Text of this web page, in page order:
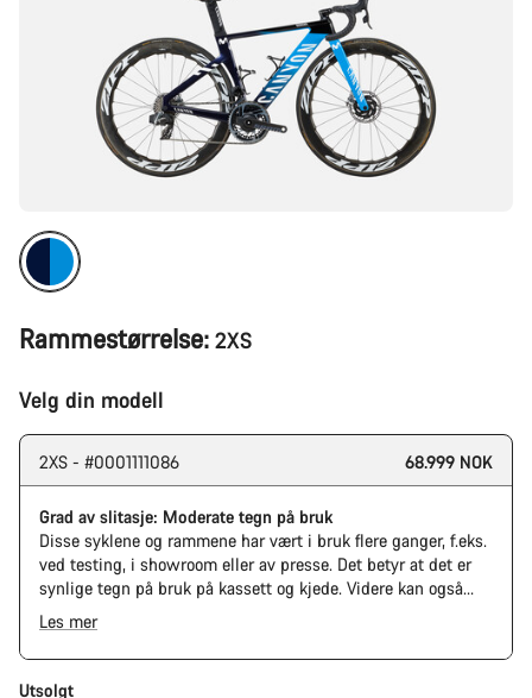
Rammestørrelse: 2XS
Velg din modell
2XS - #0001111086 68.999 NOK
Grad av slitasje: Moderate tegn på bruk
Disse syklene og rammene har vært i bruk flere ganger, f.eks.
ved testing, i showroom eller av presse. Det betyr at det er
synlige tegn på bruk på kassett og kjede. Videre kan også
ramme og komponenter ha riper, samt skader på lakk og
farge. Men alle deler fungerer likevel perfekt.
Les mer
Utsolgt